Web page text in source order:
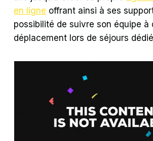
en ligne offrant ainsi à ses
possibilité de suivre son équipe à
déplacement lors de séjours